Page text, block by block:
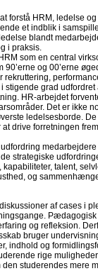
forstå HRM, ledelse
et indblik i
blandt
i praksis.
som en central
og 00’erne
rekruttering,
grad
HR-arbejdet
Det er ikke
ledelsesborde.
drive forretningen
strategiske
talent,
og
af cases i
og refleksion.
bruger
indhold og
rige
studerendes mere